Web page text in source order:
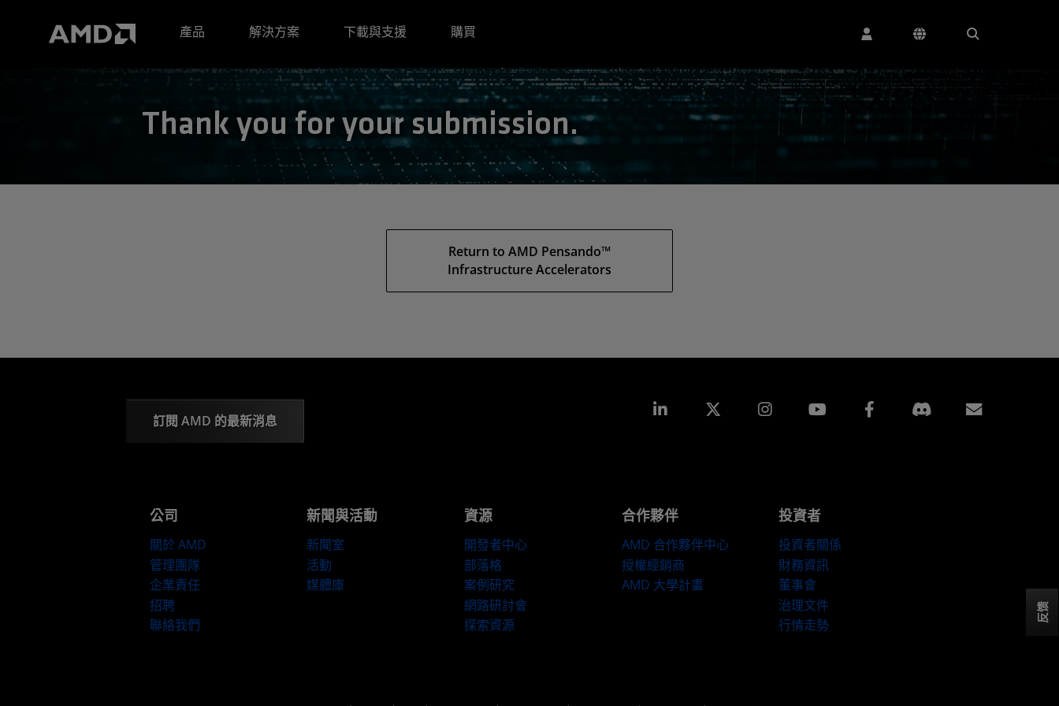
產品
解決方案 下載與支援 購買
Thank you for your submission.
Return to AMD Pensando™
Infrastructure Accelerators
訂閱 AMD 的最新消息
Linkedin Instagram Facebook
公司
關於 AMD
管理團隊
企業責任
招聘
聯絡我們
新聞與活動
新聞室
活動
媒體庫
資源
開發者中心
部落格
案例研究
網路研討會
探索資源
合作夥伴
AMD 合作夥伴中心
授權經銷商
AMD 大學計畫
投資者
投資者關係
財務資訊
董事會
治理文件
行情走勢
反馈